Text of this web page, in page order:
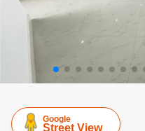
Google
Street View